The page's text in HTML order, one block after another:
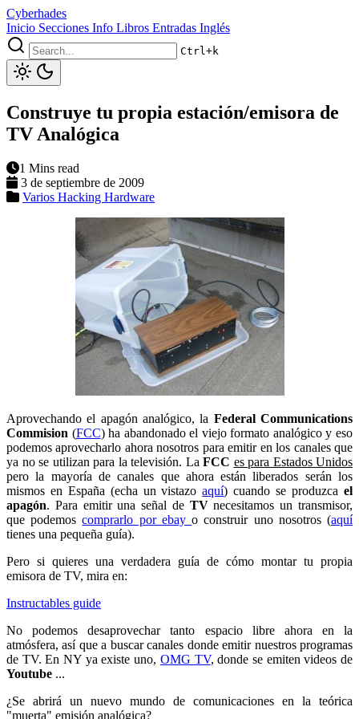
Cyberhades
Inicio Secciones Info Libros Entradas Inglés
Ctrl+k
Construye tu propia estación/emisora de
TV Analógica
1 Mins read
3 de septiembre de 2009
Varios Hacking Hardware
Aprovechando el apagón analógico, la Federal Communications
Commision (FCC) ha abandonado el viejo formato analógico y eso
podemos aprovecharlo ahora nosotros para emitir en los canales que
ya no se utilizan para la televisión. La FCC es para Estados Unidos
pero la mayoría de canales que ahora están liberados serán los
mismos en España (echa un vistazoaquí) cuando se produzcael
apagón. Para emitir una señal de TVnecesitamos un transmisor,
que podemoscomprarlo por ebayo construir uno nosotros (aquí
tienes una pequeña guía).
Pero si quieres una verdadera guía de cómo montar tu propia
emisora de TV, mira en:
Instructables guide
No podemos desaprovechar tanto espacio libre ahora en la
atmósfera, así que a buscar canales donde emitir nuestros programas
de TV. En NY ya existe uno, OMG TV, donde se emiten videos de
Youtube ...
¿Se abrirá un nuevo mundo de comunicaciones en la teórica
"muerta" emisión analógica?